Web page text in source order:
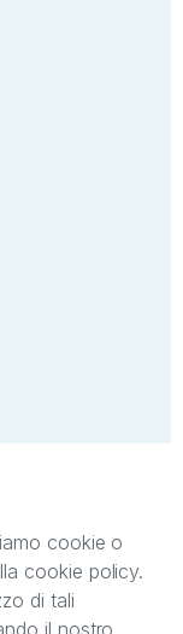
S.r.l.
cookie o
cookie policy.
di tali
il nostro